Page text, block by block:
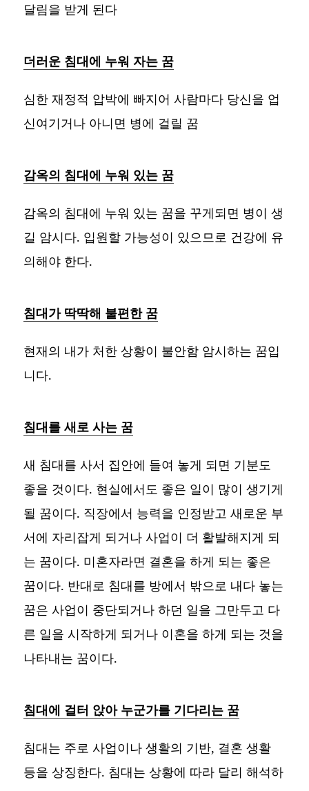
달림을 받게 된다
더러운 침대에 누워 자는 꿈
심한 재정적 압박에 빠지어 사람마다 당신을 업
신여기거나 아니면 병에 걸릴 꿈
감옥의 침대에 누워 있는 꿈
감옥의 침대에 누워 있는 꿈을 꾸게되면 병이 생
길 암시다. 입원할 가능성이 있으므로 건강에 유
의해야 한다.
침대가 딱딱해 불편한 꿈
현재의 내가 처한 상황이 불안함 암시하는 꿈입
니다.
침대를 새로 사는 꿈
새 침대를 사서 집안에 들여 놓게 되면 기분도
좋을 것이다. 현실에서도 좋은 일이 많이 생기게
될 꿈이다. 직장에서 능력을 인정받고 새로운 부
서에 자리잡게 되거나 사업이 더 활발해지게 되
는 꿈이다. 미혼자라면 결혼을 하게 되는 좋은
꿈이다. 반대로 침대를 방에서 밖으로 내다 놓는
꿈은 사업이 중단되거나 하던 일을 그만두고 다
른 일을 시작하게 되거나 이혼을 하게 되는 것을
나타내는 꿈이다.
침대에 걸터 앉아 누군가를 기다리는 꿈
침대는 주로 사업이나 생활의 기반, 결혼 생활
등을 상징한다. 침대는 상황에 따라 달리 해석하